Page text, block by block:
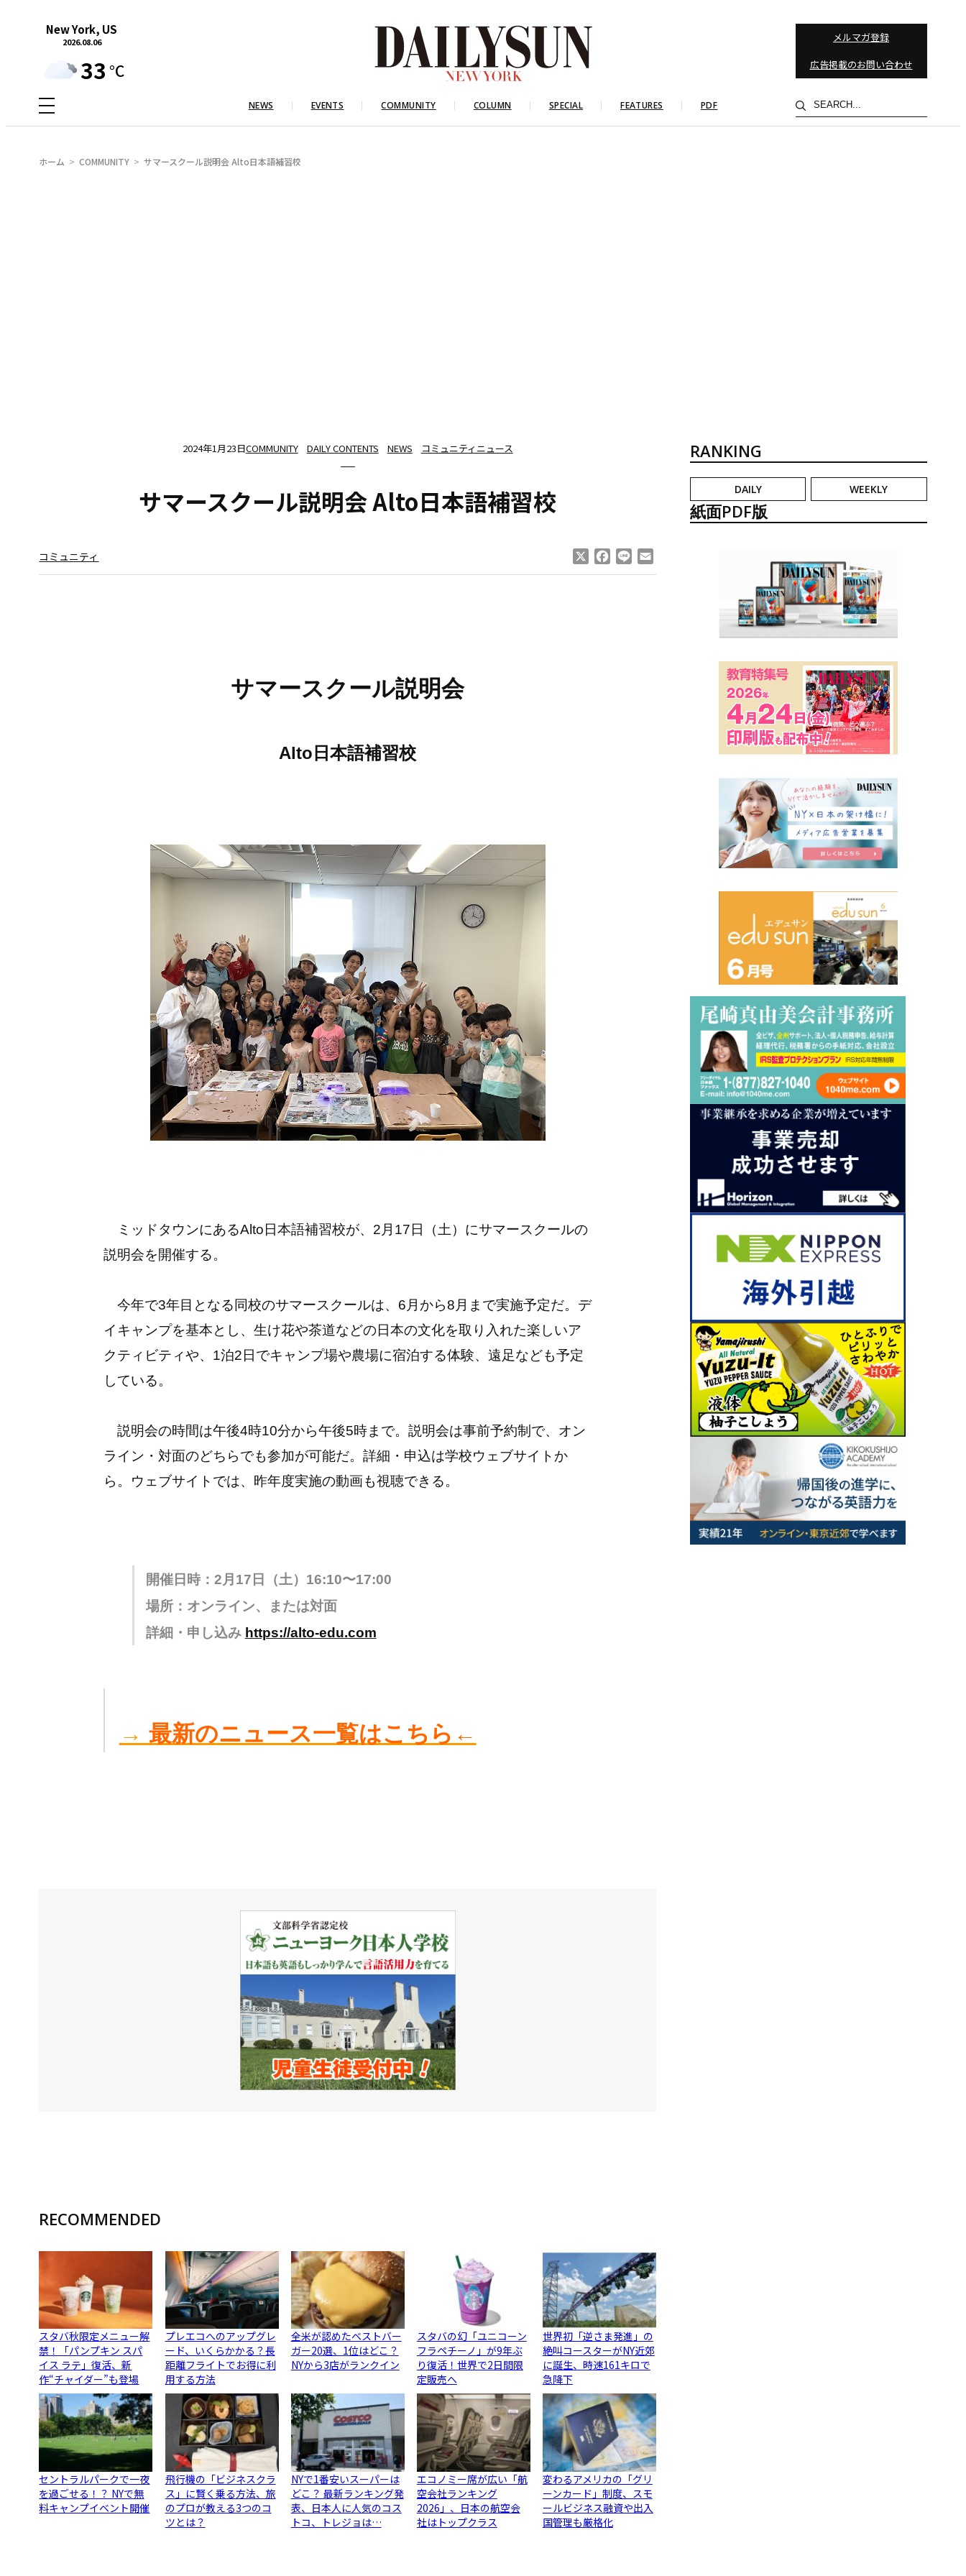
New York, US
2026.08.06
33 °C
メルマガ登録
広告掲載のお問い合わせ
NEWS EVENTS COMMUNITY COLUMN SPECIAL FEATURES PDF
検
索
ホーム COMMUNITY サマースクール説明会 Alto日本語補習校
2024年1月23日COMMUNITY DAILY CONTENTS NEWS コミュニティニュース
サマースクール説明会 Alto日本語補習校
コミュニティ Facebook
Line
サマースクール説明会
Alto日本語補習校
ミッドタウンにあるAlto日本語補習校が、2月17日（土）にサマースクールの
説明会を開催する。
今年で3年目となる同校のサマースクールは、6月から8月まで実施予定だ。デ
イキャンプを基本とし、生け花や茶道などの日本の文化を取り入れた楽しいア
クティビティや、1泊2日でキャンプ場や農場に宿泊する体験、遠足なども予定
している。
説明会の時間は午後4時10分から午後5時まで。説明会は事前予約制で、オン
ライン・対面のどちらでも参加が可能だ。詳細・申込は学校ウェブサイトか
ら。ウェブサイトでは、昨年度実施の動画も視聴できる。
開催日時：2月17日（土）16:10〜17:00
場所：オンライン、または対面
詳細・申し込み https://alto-edu.com
→ 最新のニュース一覧はこちら←
RECOMMENDED
スタバ秋限定メニュー解
禁！「パンプキン スパ
イス ラテ」復活、新
作“チャイダー”も登場
プレエコへのアップグレ
ード、いくらかかる？長
距離フライトでお得に利
用する方法
全米が認めたベストバー
ガー20選、1位はどこ？
NYから3店がランクイン
スタバの幻「ユニコーン
フラペチーノ」が9年ぶ
り復活！世界で2日間限
定販売へ
世界初「逆さま発進」の
絶叫コースターがNY近郊
に誕生、時速161キロで
急降下
セントラルパークで一夜
を過ごせる！？ NYで無
料キャンプイベント開催
飛行機の「ビジネスクラ
ス」に賢く乗る方法、旅
のプロが教える3つのコ
ツとは？
NYで1番安いスーパーは
どこ？ 最新ランキング発
表、日本人に人気のコス
トコ、トレジョは…
エコノミー席が広い「航
空会社ランキング
2026」、日本の航空会
社はトップクラス
変わるアメリカの「グリ
ーンカード」制度、スモ
ールビジネス融資や出入
国管理も厳格化
RANKING
DAILY WEEKLY
紙面PDF版